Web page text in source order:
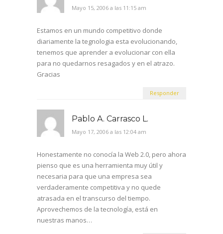
Mayo 15, 2006 a las 11:15 am
Estamos en un mundo competitivo donde
diariamente la tegnologia esta evolucionando,
tenemos que aprender a evolucionar con ella
para no quedarnos resagados y en el atrazo.
Gracias
Responder
Pablo A. Carrasco L.
Mayo 17, 2006 a las 12:04 am
Honestamente no conocía la Web 2.0, pero ahora
pienso que es una herramienta muy útil y
necesaria para que una empresa sea
verdaderamente competitiva y no quede
atrasada en el transcurso del tiempo.
Aprovechemos de la tecnología, está en
nuestras manos…